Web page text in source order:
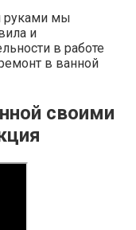
руками мы
и
в работе
в ванной
своими